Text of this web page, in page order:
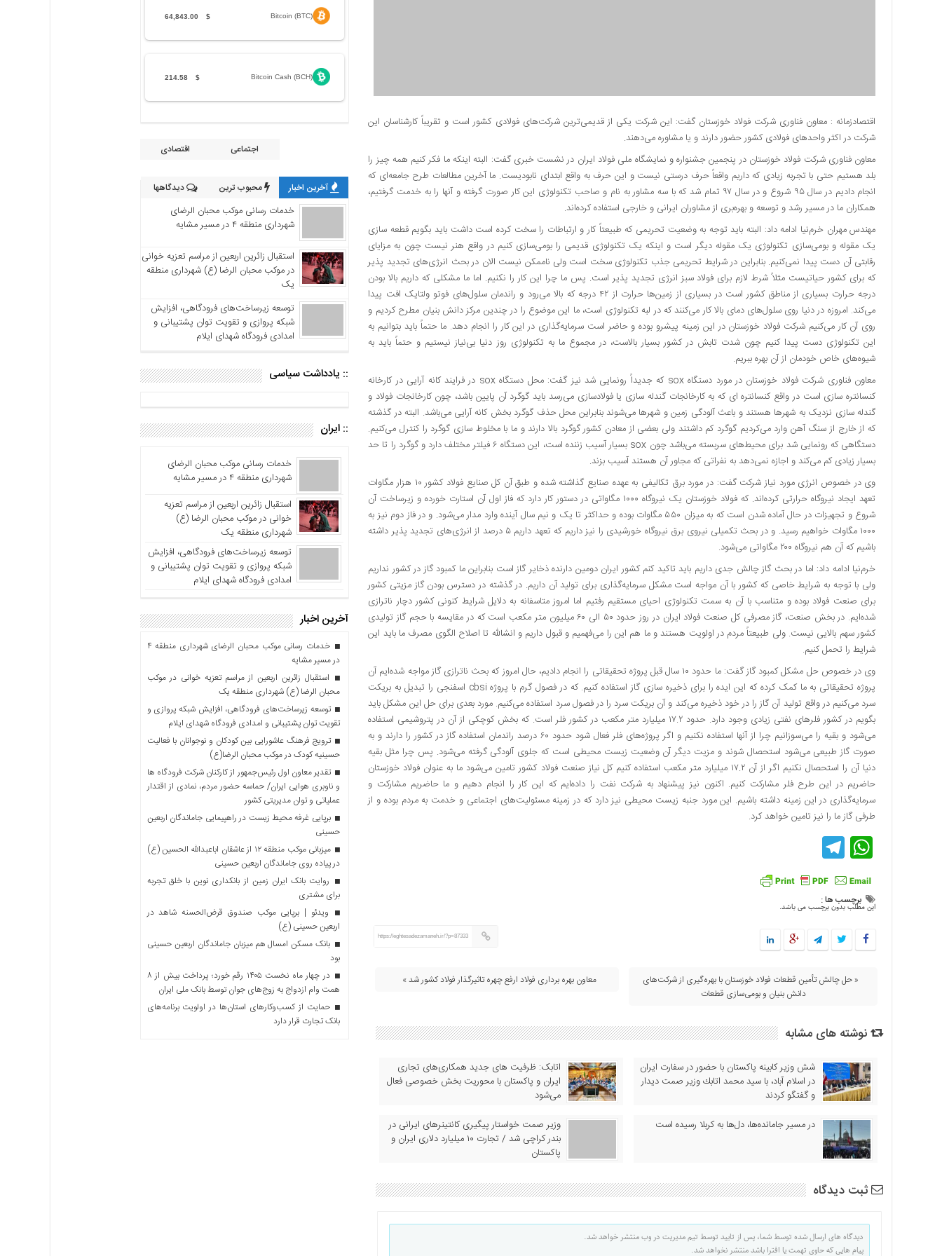
اقتصادزمانه : معاون فناوری شرکت فولاد خوزستان گفت: این شرکت یکی از قدیمی‌ترین شرکت‌های فولادی کشور است و تقریباً کارشناسان این
شرکت در اکثر واحدهای فولادی کشور حضور دارند و یا مشاوره می‌دهند.
معاون فناوری شرکت فولاد خوزستان در پنجمین جشنواره و نمایشگاه ملی فولاد ایران در نشست خبری گفت: البته اینکه ما فکر کنیم همه چیز را
بلد هستیم حتی با تجربه زیادی که داریم واقعاً حرف درستی نیست و این حرف به واقع ابتدای نابودیست. ما آخرین مطالعات طرح جامعه‌ای که
انجام دادیم در سال ۹۵ شروع و در سال ۹۷ تمام شد که با سه مشاور به نام و صاحب تکنولوژی این کار صورت گرفته و آنها را به خدمت گرفتیم،
همکاران ما در مسیر رشد و توسعه و بهره‌بری از مشاوران ایرانی و خارجی استفاده کرده‌اند.
مهندس مهران خرم‌نیا ادامه داد: البته باید توجه به وضعیت تحریمی که طبیعتاً کار و ارتباطات را سخت کرده است داشت باید بگویم قطعه سازی
یک مقوله و بومی‌سازی تکنولوژی یک مقوله دیگر است و اینکه یک تکنولوژی قدیمی را بومی‌سازی کنیم در واقع هنر نیست چون به مزایای
رقابتی آن دست پیدا نمی‌کنیم. بنابراین در شرایط تحریمی جذب تکنولوژی سخت است ولی ناممکن نیست الان در بحث انرژی‌های تجدید پذیر
که برای کشور حیاتیست مثلاً شرط لازم برای فولاد سبز انرژی تجدید پذیر است. پس ما چرا این کار را نکنیم. اما ما مشکلی که داریم بالا بودن
درجه حرارت بسیاری از مناطق کشور است در بسیاری از زمین‌ها حرارت از ۴۲ درجه که بالا می‌رود و راندمان سلول‌های فوتو ولتایک افت پیدا
می‌کند. امروزه در دنیا روی سلول‌های دمای بالا کار می‌کنند که در لبه تکنولوژی است، ما این موضوع را در چندین مرکز دانش بنیان مطرح کردیم و
روی آن کار می‌کنیم شرکت فولاد خوزستان در این زمینه پیشرو بوده و حاضر است سرمایه‌گذاری در این کار را انجام دهد. ما حتماً باید بتوانیم به
این تکنولوژی دست پیدا کنیم چون شدت تابش در کشور بسیار بالاست، در مجموع ما به تکنولوژی روز دنیا بی‌نیاز نیستیم و حتماً باید به
شیوه‌های خاص خودمان از آن بهره ببریم.
معاون فناوری شرکت فولاد خوزستان در مورد دستگاه sox که جدیداً رونمایی شد نیز گفت: محل دستگاه sox در فرایند کانه آرایی در کارخانه
کنسانتره سازی است در واقع کنسانتره ای که به کارخانجات گندله سازی یا فولادسازی می‌رسد باید گوگرد آن پایین باشد، چون کارخانجات فولاد و
گندله سازی نزدیک به شهرها هستند و باعث آلودگی زمین و شهرها می‌شوند بنابراین محل حذف گوگرد بخش کانه آرایی می‌باشد. البته در گذشته
که از خارج از سنگ آهن وارد می‌کردیم گوگرد کم داشتند ولی بعضی از معادن کشور گوگرد بالا دارند و ما با مخلوط سازی گوگرد را کنترل می‌کنیم.
دستگاهی که رونمایی شد برای محیط‌های سربسته می‌باشد چون sox بسیار آسیب زننده است، این دستگاه ۶ فیلتر مختلف دارد و گوگرد را تا حد
بسیار زیادی کم می‌کند و اجازه نمی‌دهد به نفراتی که مجاور آن هستند آسیب بزند.
وی در خصوص انرژی مورد نیاز شرکت گفت: در مورد برق تکالیفی به عهده صنایع گذاشته شده و طبق آن کل صنایع فولاد کشور ۱۰ هزار مگاوات
تعهد ایجاد نیروگاه حرارتی کرده‌اند. که فولاد خوزستان یک نیروگاه ۱۰۰۰ مگاواتی در دستور کار دارد که فاز اول آن استارت خورده و زیرساخت آن
شروع و تجهیزات در حال آماده شدن است که به میزان ۵۵۰ مگاوات بوده و حداکثر تا یک و نیم سال آینده وارد مدار می‌شود. و در فاز دوم نیز به
۱۰۰۰ مگاوات خواهیم رسید. و در بحث تکمیلی نیروی برق نیروگاه خورشیدی را نیز داریم که تعهد داریم ۵ درصد از انرژی‌های تجدید پذیر داشته
باشیم که آن هم نیروگاه ۲۰۰ مگاواتی می‌شود.
خرم‌نیا ادامه داد: اما در بحث گاز چالش جدی داریم باید تاکید کنم کشور ایران دومین دارنده ذخایر گاز است بنابراین ما کمبود گاز در کشور نداریم
ولی با توجه به شرایط خاصی که کشور با آن مواجه است مشکل سرمایه‌گذاری برای تولید آن داریم. در گذشته در دسترس بودن گاز مزیتی کشور
برای صنعت فولاد بوده و متناسب با آن به سمت تکنولوژی احیای مستقیم رفتیم اما امروز متاسفانه به دلایل شرایط کنونی کشور دچار ناترازی
شده‌ایم. در بخش صنعت، گاز مصرفی کل صنعت فولاد ایران در روز حدود ۵۰ الی ۶۰ میلیون متر مکعب است که در مقایسه با حجم گاز تولیدی
کشور سهم بالایی نیست. ولی طبیعتاً مردم در اولویت هستند و ما هم این را می‌فهمیم و قبول داریم و انشالله تا اصلاح الگوی مصرف ما باید این
شرایط را تحمل کنیم.
وی در خصوص حل مشکل کمبود گاز گفت: ما حدود ۱۰ سال قبل پروژه تحقیقاتی را انجام دادیم، حال امروز که بحث ناترازی گاز مواجه شده‌ایم آن
پروژه تحقیقاتی به ما کمک کرده که این ایده را برای ذخیره سازی گاز استفاده کنیم. که در فصول گرم با پروژه cbsi اسفنجی را تبدیل به بریکت
سرد می‌کنیم در واقع تولید آن گاز را در خود ذخیره می‌کند و آن بریکت سرد را در فصول سرد استفاده می‌کنیم. مورد بعدی برای حل این مشکل باید
بگویم در کشور فلرهای نفتی زیادی وجود دارد. حدود ۱۷.۲ میلیارد متر مکعب در کشور فلر است. که بخش کوچکی از آن در پتروشیمی استفاده
می‌شود و بقیه را می‌سوزانیم چرا از آنها استفاده نکنیم و اگر پروژه‌های فلر فعال شود حدود ۶۰ درصد راندمان استفاده گاز در کشور را دارند و به
صورت گاز طبیعی می‌شود استحصال شوند و مزیت دیگر آن وضعیت زیست محیطی است که جلوی آلودگی گرفته می‌شود. پس چرا مثل بقیه
دنیا آن را استحصال نکنیم اگر از آن ۱۷.۲ میلیارد متر مکعب استفاده کنیم کل نیاز صنعت فولاد کشور تامین می‌شود ما به عنوان فولاد خوزستان
حاضریم در این طرح فلر مشارکت کنیم. اکنون نیز پیشنهاد به شرکت نفت را داده‌ایم که این کار را انجام دهیم و ما حاضریم مشارکت و
سرمایه‌گذاری در این زمینه داشته باشیم. این مورد جنبه زیست محیطی نیز دارد که در زمینه مسئولیت‌های اجتماعی و خدمت به مردم بوده و از
طرفی گاز ما را نیز تامین خواهد کرد.
WhatsApp
Telegram
برچسب ها :
این مطلب بدون برچسب می باشد.
https://eghtesadezamaneh.ir/?p=87333
« حل چالش‌ تأمین قطعات فولاد خوزستان با بهره‌گیری از شرکت‌های
دانش بنیان و بومی‌سازی قطعات
معاون بهره برداری فولاد ارفع چهره تاثیرگذار فولاد کشور شد »
نوشته های مشابه
شش وزیر کابینه پاکستان با حضور در سفارت ایران
در اسلام آباد، با سيد محمد اتابك وزير صمت ديدار
و گفتگو كردند
اتابک: ظرفیت های جدید همکاری‌های تجاری
ایران و پاکستان با محوریت بخش خصوصی فعال
می‌شود
در مسیر جا‌مانده‌ها، دل‌ها به کربلا رسیده است
وزیر صمت خواستار پیگیری کانتینرهای ایرانی در
بندر کراچی شد / تجارت ۱۰ میلیارد دلاری ایران و
پاکستان
ثبت دیدگاه
دیدگاه های ارسال شده توسط شما، پس از تایید توسط تیم مدیریت در وب منتشر خواهد شد.
پیام هایی که حاوی تهمت یا افترا باشد منتشر نخواهد شد.
Bitcoin (BTC)
$
64,843.00
Bitcoin Cash (BCH)
$
214.58
اجتماعی اقتصادی
آخرین اخبار محبوب ترین دیدگاهها
خدمات رسانی موکب محبان الرضای
شهرداری منطقه ۴ در مسیر مشایه
استقبال زائرین اربعین از مراسم تعزیه خوانی
در موکب محبان الرضا (ع) شهرداری منطقه
یک
توسعه زیرساخت‌های فرودگاهی، افزایش
شبکه پروازی و تقویت توان پشتیبانی و
امدادی فرودگاه شهدای ایلام
:: یادداشت سیاسی
:: ایران
خدمات رسانی موکب محبان الرضای
شهرداری منطقه ۴ در مسیر مشایه
استقبال زائرین اربعین از مراسم تعزیه
خوانی در موکب محبان الرضا (ع)
شهرداری منطقه یک
توسعه زیرساخت‌های فرودگاهی، افزایش
شبکه پروازی و تقویت توان پشتیبانی و
امدادی فرودگاه شهدای ایلام
آخرین اخبار
خدمات رسانی موکب محبان الرضای شهرداری منطقه ۴
در مسیر مشایه
استقبال زائرین اربعین از مراسم تعزیه خوانی در موکب
محبان الرضا (ع) شهرداری منطقه یک
توسعه زیرساخت‌های فرودگاهی، افزایش شبکه پروازی و
تقویت توان پشتیبانی و امدادی فرودگاه شهدای ایلام
ترویج فرهنگ عاشورایی بین کودکان و نوجوانان با فعالیت
حسینیه کودک در موکب محبان الرضا(ع)
تقدیر معاون اول رئیس‌جمهور از کارکنان شرکت فرودگاه ها
و ناوبری هوایی ایران/ حماسه حضور مردم، نمادی از اقتدار
عملیاتی و توان مدیریتی کشور
برپایی غرفه محیط زیست در راهپیمایی جاماندگان اربعین
حسینی
میزبانی موکب منطقه ۱۲ از عاشقان اباعبدالله الحسین (ع)
در پیاده روی جاماندگان اربعین حسینی
روایت بانک ایران زمین از بانکداری نوین با خلق تجربه
برای مشتری
ویدئو | برپایی موکب صندوق قرض‌الحسنه شاهد در
اربعین حسینی (ع)
بانک مسکن امسال هم میزبان جاماندگان اربعین حسینی
بود
در چهار ماه نخست ۱۴۰۵ رقم خورد؛ پرداخت بیش از ۸
همت وام ازدواج به زوج‌های جوان توسط بانک ملی ایران
حمایت از کسب‌وکارهای استان‌ها در اولویت برنامه‌های
بانک تجارت قرار دارد